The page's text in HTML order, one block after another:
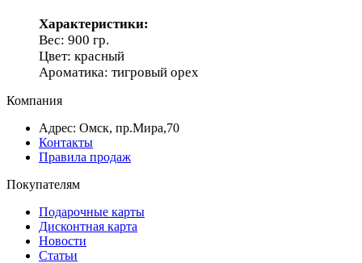
Характеристики:
Вес: 900 гр.
Цвет: красный
Ароматика: тигровый орех
Компания
Адрес: Омск, пр.Мира,70
Контакты
Правила продаж
Покупателям
Подарочные карты
Дисконтная карта
Новости
Статьи